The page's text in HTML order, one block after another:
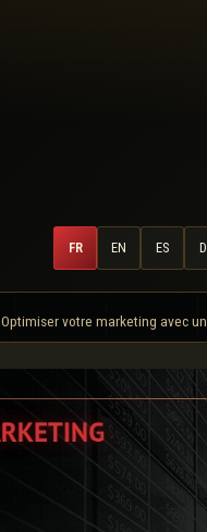
FR EN ES
Optimiser votre marketing avec